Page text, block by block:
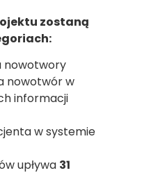
zostaną
nowotwory
nowotwór w
informacji
w systemie
upływa 31